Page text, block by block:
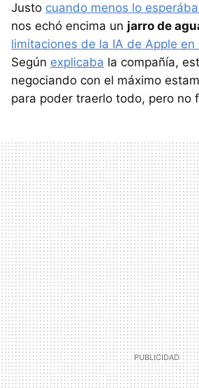
Justo cuando menos lo
nos echó encima un jarro de
limitaciones de la IA de Apple en
Según explicaba la compañía,
negociando con el máximo
para poder traerlo todo, pero no